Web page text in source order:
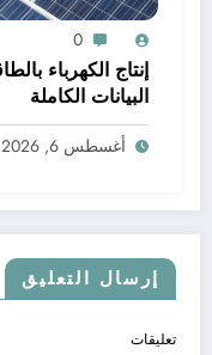
0
إنتاج الكهرباء
البيانات الكاملة
أغسطس 6, 2026
إرسال التعليق
تعليقات